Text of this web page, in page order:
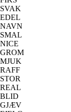
SVAK
EDEL
NAVN
SMAL
NICE
GROM
MJUK
RAFF
STOR
REAL
BLID
GJÆV